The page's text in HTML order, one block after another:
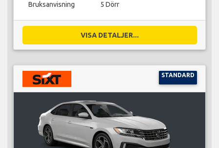
Bruksanvisning 5 Dörr
VISA DETALJER...
STANDARD